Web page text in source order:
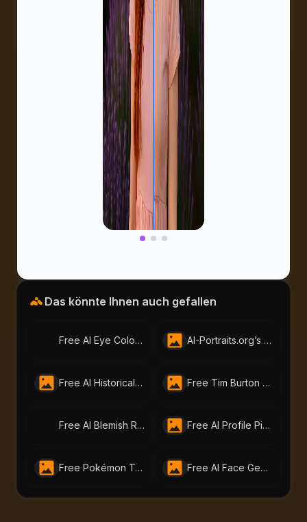
Das könnte Ihnen auch gefallen
Free AI Eye Color Changer – Change Eye Color Online | AI-Portraits.org AI-Portraits.org’s Free Skin Tone Changer Lets You Change Skin Color Instantly
Free AI Historical Portrait Generator Free Tim Burton Character Creator by AI Portraits- Gothic Art Made Easy
Free AI Blemish Remover – Perfect Portraits with AI-Portraits.org Free AI Profile Picture Generator | AI Portraits - Create Stunning Headshots Instantly
Free Pokémon Trainer Generator by AI-Portraits.org | Create Your Custom Pokemon Trainer Today Free AI Face Generator – Create Realistic Faces from Text or Photo | AI-Portraits.org